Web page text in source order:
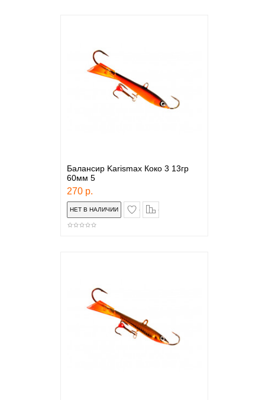
Балансир Karismax Коко 3 13гр
60мм 5
270 р.
в закладки